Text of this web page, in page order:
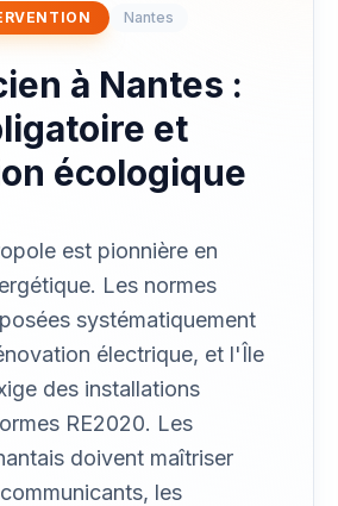
Nantes
à Nantes :
et
écologique
est pionnière en
Les normes
systématiquement
électrique, et l'Île
des installations
RE2020. Les
doivent maîtriser
les